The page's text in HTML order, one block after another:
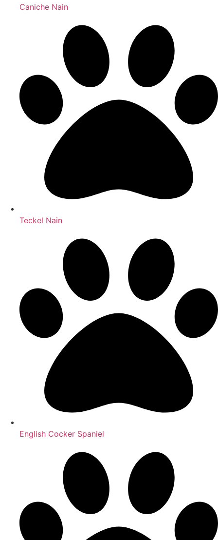
Caniche Nain
Teckel Nain
English Cocker Spaniel